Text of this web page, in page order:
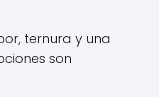
ternura y una
son